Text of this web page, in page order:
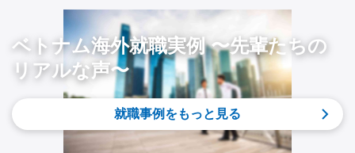
ベトナム海外就職実例 〜先輩たちの
リアルな声〜
就職事例をもっと見る